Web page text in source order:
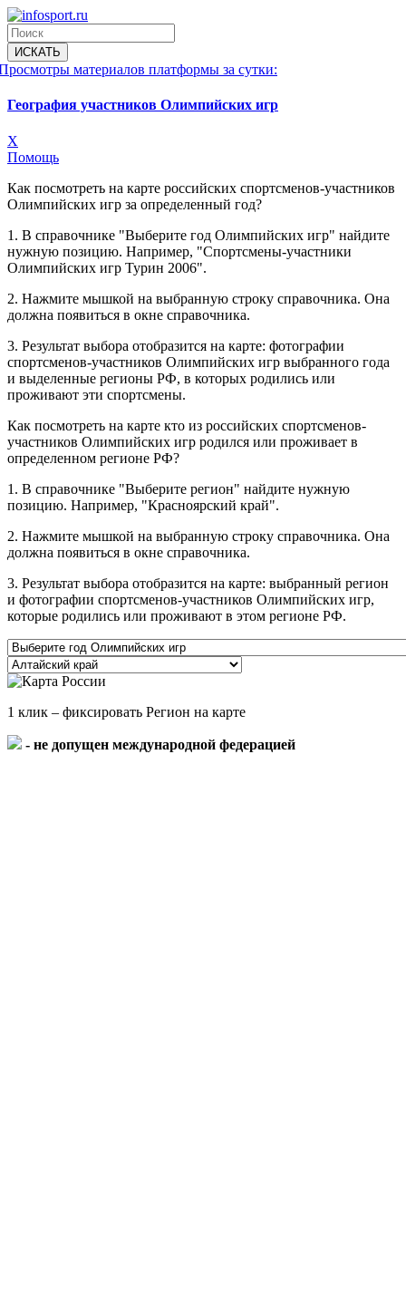
материалов платформы за сутки:
География участников Олимпийских игр
X
Помощь
Как посмотреть на карте российских спортсменов-участников
Олимпийских игр за определенный год?
1. В справочнике "Выберите год Олимпийских игр" найдите
нужную позицию. Например, "Спортсмены-участники
Олимпийских игр Турин 2006".
2. Нажмите мышкой на выбранную строку справочника. Она
должна появиться в окне справочника.
3. Результат выбора отобразится на карте: фотографии
спортсменов-участников Олимпийских игр выбранного года
и выделенные регионы РФ, в которых родились или
проживают эти спортсмены.
Как посмотреть на карте кто из российских спортсменов-
участников Олимпийских игр родился или проживает в
определенном регионе РФ?
1. В справочнике "Выберите регион" найдите нужную
позицию. Например, "Красноярский край".
2. Нажмите мышкой на выбранную строку справочника. Она
должна появиться в окне справочника.
3. Результат выбора отобразится на карте: выбранный регион
и фотографии спортсменов-участников Олимпийских игр,
которые родились или проживают в этом регионе РФ.
1 клик – фиксировать Регион на карте
- не допущен международной федерацией